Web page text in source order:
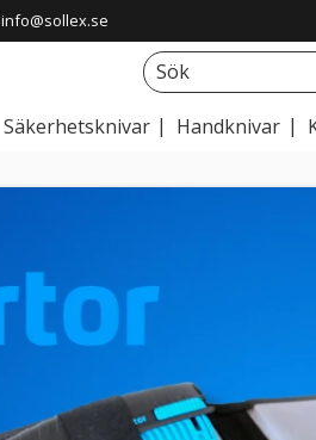
info@sollex.se
Säkerhetsknivar Handknivar